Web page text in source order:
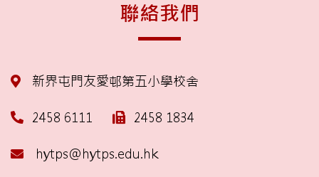
聯絡我們
新界屯門友愛邨第五小學校舍
2458 6111 2458 1834
hytps@hytps.edu.hk